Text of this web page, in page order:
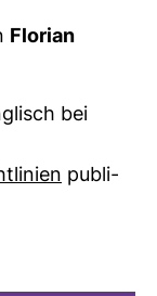
Flo­rian
bei
publi­